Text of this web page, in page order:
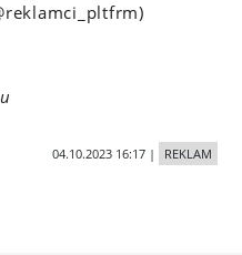
04.10.2023 16:17| REKLAM